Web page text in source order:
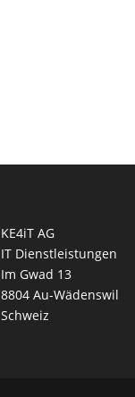
KE4iT AG
IT Dienstleistungen
Im Gwad 13
8804 Au-Wädenswil
Schweiz